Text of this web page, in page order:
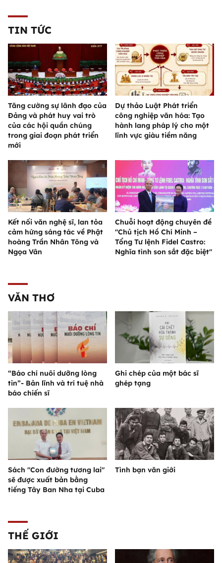
TIN TỨC
Tăng cường sự lãnh đạo của
Đảng và phát huy vai trò
của các hội quần chúng
trong giai đoạn phát triển
mới
Dự thảo Luật Phát triển
công nghiệp văn hóa: Tạo
hành lang pháp lý cho một
lĩnh vực giàu tiềm năng
Kết nối văn nghệ sĩ, lan tỏa
cảm hứng sáng tác về Phật
hoàng Trần Nhân Tông và
Ngọa Vân
Chuỗi hoạt động chuyên đề
"Chủ tịch Hồ Chí Minh –
Tổng Tư lệnh Fidel Castro:
Nghĩa tình son sắt đặc biệt"
VĂN THƠ
“Báo chí nuôi dưỡng lòng
tin”- Bản lĩnh và trí tuệ nhà
báo chiến sĩ
Ghi chép của một bác sĩ
ghép tạng
Sách "Con đường tương lai"
sẽ được xuất bản bằng
tiếng Tây Ban Nha tại Cuba
Tình bạn văn giới
THẾ GIỚI